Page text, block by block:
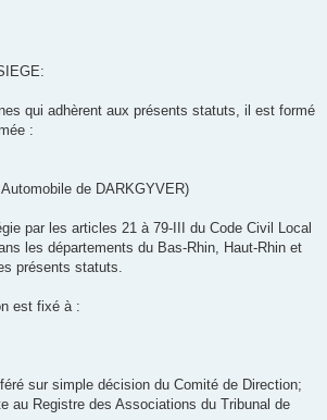
qui adhèrent aux présents statuts, il est formé
:
de DARKGYVER)
par les articles 21 à 79-III du Code Civil Local
les départements du Bas-Rhin, Haut-Rhin et
présents statuts.
est fixé à :
sur simple décision du Comité de Direction;
au Registre des Associations du Tribunal de